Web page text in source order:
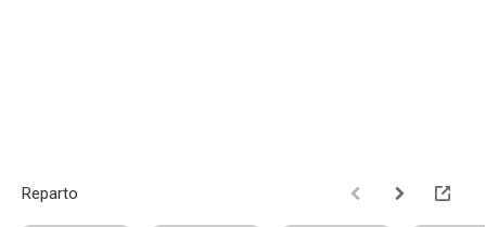
Reparto